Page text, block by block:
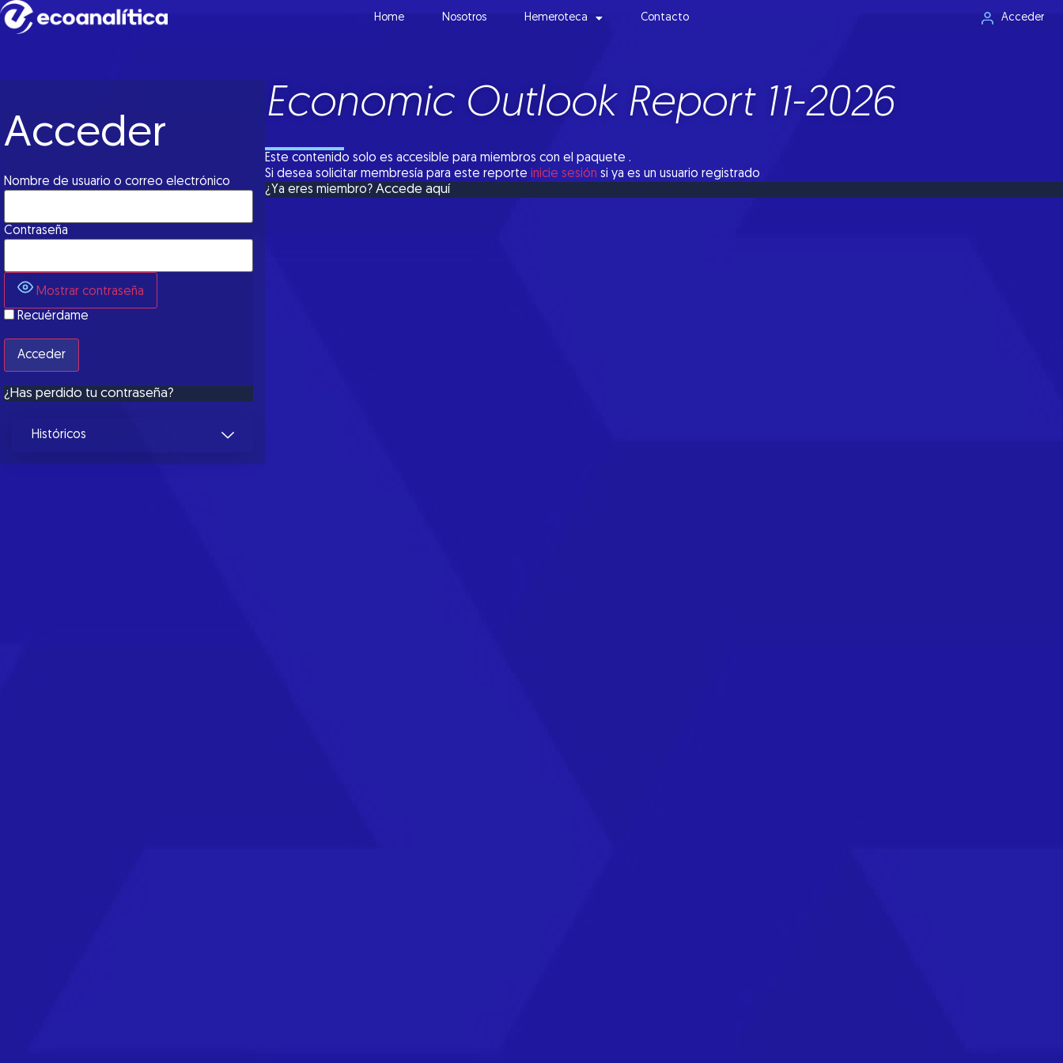
Home Nosotros Hemeroteca Contacto Acceder
Acceder
Nombre de usuario o correo electrónico
Contraseña
Mostrar contraseña
Recuérdame
¿Has perdido tu contraseña?
Históricos
Economic Outlook Report 11-2026
Este contenido solo es accesible para miembros con el paquete .
Si desea solicitar membresía para este reporteinicie sesión si ya es un usuario registrado
¿Ya eres miembro?Accede aquí